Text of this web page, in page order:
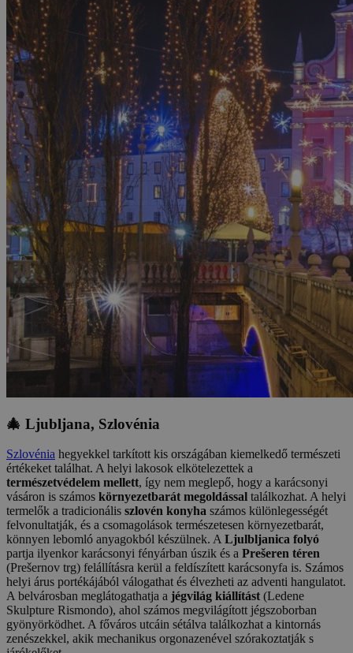
🎄 Ljubljana, Szlovénia
Szlovénia hegyekkel tarkított kis országában kiemelkedő természeti
értékeket találhat. A helyi lakosok elkötelezettek a
természetvédelem mellett, így nem meglepő, hogy a karácsonyi
vásáron is számos környezetbarát megoldással találkozhat. A helyi
termelők a tradicionális szlovén konyha számos különlegességét
felvonultatják, és a csomagolások természetesen környezetbarát,
könnyen lebomló anyagokból készülnek. ALjulbljanica folyó
partja ilyenkor karácsonyi fényárban úszik és a Prešeren téren
(Prešernov trg) felállításra kerül a feldíszített karácsonyfa is. Számos
helyi árus portékájából válogathat és élvezheti az adventi hangulatot.
A belvárosban meglátogathatja a jégvilág kiállítást (Ledene
Skulpture Rismondo), ahol számos megvilágított jégszoborban
gyönyörködhet. A főváros utcáin sétálva találkozhat a kintornás
zenészekkel, akik mechanikus orgonazenével szórakoztatják s